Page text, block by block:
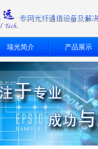
瑞光简介 产品展示